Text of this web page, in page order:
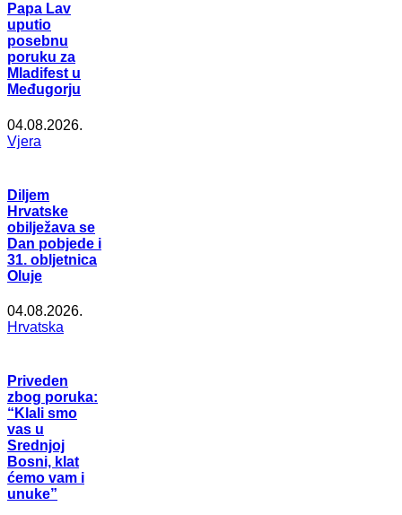
Papa Lav
uputio
posebnu
poruku za
Mladifest u
Međugorju
04.08.2026.
Vjera
Diljem
Hrvatske
obilježava se
Dan pobjede i
31. obljetnica
Oluje
04.08.2026.
Hrvatska
Priveden
zbog poruka:
“Klali smo
vas u
Srednjoj
Bosni, klat
ćemo vam i
unuke”